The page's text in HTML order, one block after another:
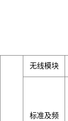
无线模块
标准及频